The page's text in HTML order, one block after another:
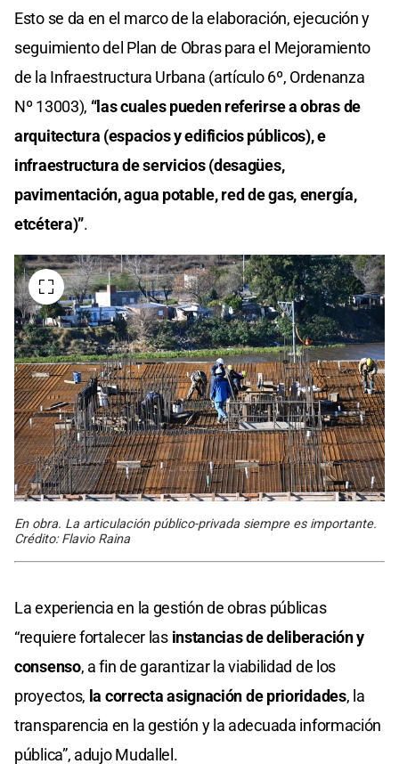
Esto se da en el marco de la elaboración, ejecución y
seguimiento del Plan de Obras para el Mejoramiento
de la Infraestructura Urbana (artículo 6º, Ordenanza
Nº 13003), “las cuales pueden referirse a obras de
arquitectura (espacios y edificios públicos), e
infraestructura de servicios (desagües,
pavimentación, agua potable, red de gas, energía,
etcétera)”.
En obra. La articulación público-privada siempre es importante.
Crédito: Flavio Raina
La experiencia en la gestión de obras públicas
“requiere fortalecer las instancias de deliberación y
consenso, a fin de garantizar la viabilidad de los
proyectos, la correcta asignación de prioridades, la
transparencia en la gestión y la adecuada información
pública”, adujo Mudallel.